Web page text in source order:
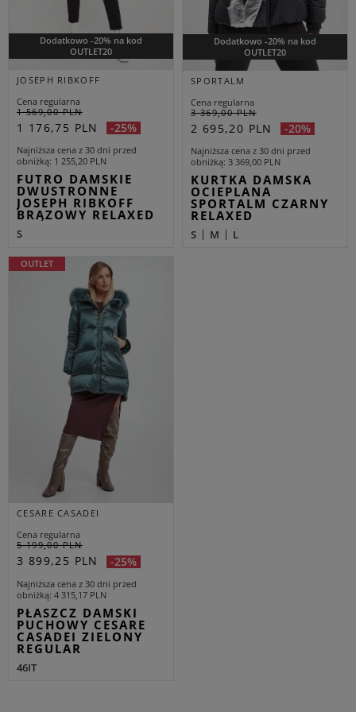
Dodatkowo -20% na kod
OUTLET20
JOSEPH RIBKOFF
Cena regularna
1 569,00 PLN
1 176,75 PLN -25%
Najniższa cena z 30 dni przed
obniżką 1 255,20 PLN
FUTRO DAMSKIE
DWUSTRONNE
JOSEPH RIBKOFF
BRĄZOWY RELAXED
S
Dodatkowo -20% na kod
OUTLET20
SPORTALM
Cena regularna
3 369,00 PLN
2 695,20 PLN -20%
Najniższa cena z 30 dni przed
obniżką 3 369,00 PLN
KURTKA DAMSKA
OCIEPLANA
SPORTALM CZARNY
RELAXED
S M L
OUTLET
CESARE CASADEI
Cena regularna
5 199,00 PLN
3 899,25 PLN -25%
Najniższa cena z 30 dni przed
obniżką 4 315,17 PLN
PŁASZCZ DAMSKI
PUCHOWY CESARE
CASADEI ZIELONY
REGULAR
46IT